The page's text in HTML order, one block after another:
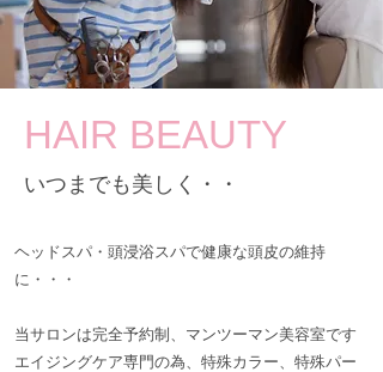
​HAIR BEAUTY
​いつまでも美しく・・
​​ヘッドスパ・頭浸浴スパで健康な頭皮の維持
に・・・
当サロンは完全予約制、マンツーマン美容室です
​エイジングケア専門の為、特殊カラー、特殊パー